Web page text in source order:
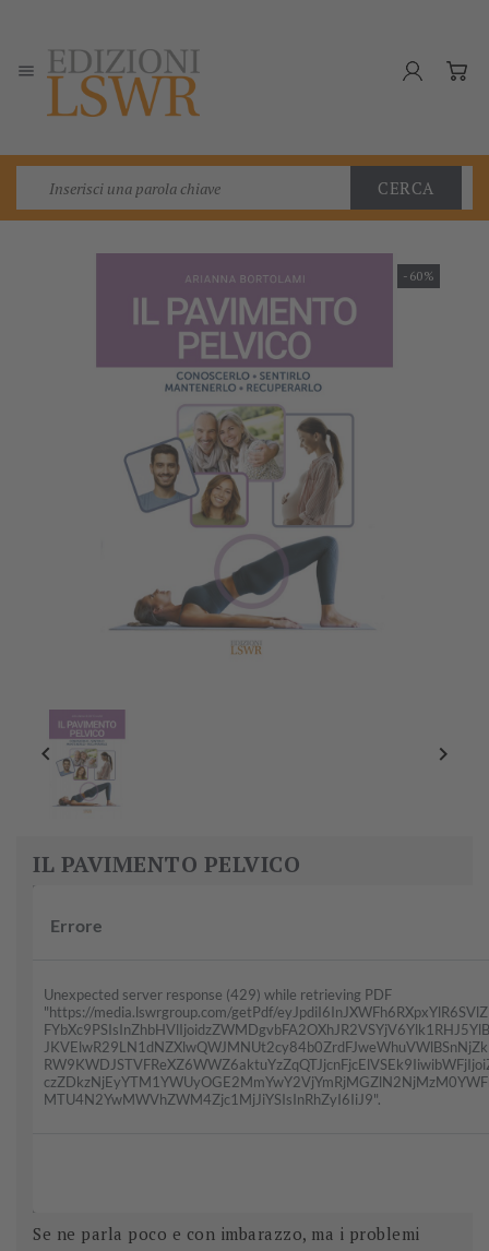

CERCA
-60%
 
IL PAVIMENTO PELVICO
Se ne parla poco e con imbarazzo, ma i problemi